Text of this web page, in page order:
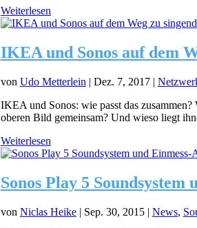
Weiterlesen
IKEA und Sonos auf dem
von Udo Metterlein | Dez. 7, 2017|
IKEA und Sonos: wie passt das
oberen Bild gemeinsam? Und wieso liegt
Weiterlesen
Sonos Play 5
von Niclas Heike| Sep. 30, 2015| News,